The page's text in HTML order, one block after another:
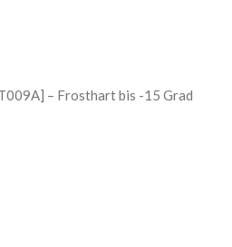
– Frosthart bis -15 Grad